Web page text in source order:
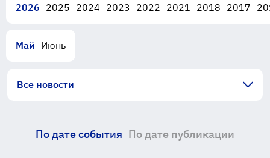
2026 2025 2024 2023 2022 2021 2018 2017
Май Июнь
Все новости
По дате события По дате публикации